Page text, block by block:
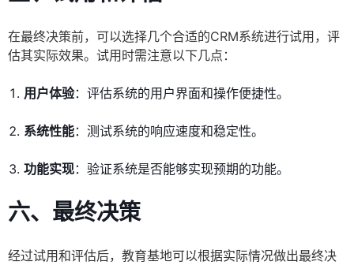
在最终决策前，可以选择几个合适的CRM系统进行试用，评
估其实际效果。试用时需注意以下几点：
用户体验：评估系统的用户界面和操作便捷性。
系统性能：测试系统的响应速度和稳定性。
功能实现：验证系统是否能够实现预期的功能。
六、最终决策
经过试用和评估后，教育基地可以根据实际情况做出最终决